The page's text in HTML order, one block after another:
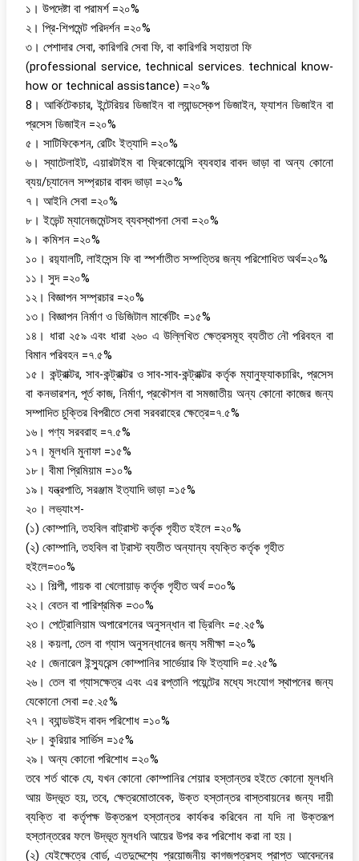
১। উপদেষ্টা বা পরামর্শ =২০%
২। প্রি-শিপমেন্ট পরিদর্শন =২০%
৩। পেশাদার সেবা, কারিগরি সেবা ফি, বা কারিগরি সহায়তা ফি
(professional service, technical services. technical know-
how or technical assistance) =২০%
8। আর্কিটেকচার, ইন্টেরিয়র ডিজাইন বা ল্যান্ডস্কেপ ডিজাইন, ফ্যাশন ডিজাইন বা
প্রসেস ডিজাইন =২০%
৫। সাটিফিকেশন, রেটিং ইত্যাদি =২০%
৬। স্যাটেলাইট, এয়ারটাইম বা ফ্রিকোয়েন্সি ব্যবহার বাবদ ভাড়া বা অন্য কোনো
ব্যয়/চ্যানেল সম্প্রচার বাবদ ভাড়া =২০%
৭। আইনি সেবা =২০%
৮। ইভেন্ট ম্যানেজমেন্টসহ ব্যবস্থাপনা সেবা =২০%
৯। কমিশন =২০%
১০। রয়‍্যালটি, লাইসেন্স ফি বা স্পর্শাতীত সম্পত্তির জন্য পরিশোধিত অর্থ=২০%
১১। সুদ =২০%
১২। বিজ্ঞাপন সম্প্রচার =২০%
১৩। বিজ্ঞাপন নির্মাণ ও ডিজিটাল মার্কেটিং =১৫%
১৪। ধারা ২৫৯ এবং ধারা ২৬০ এ উল্লিখিত ক্ষেত্রসমূহ ব্যতীত নৌ পরিবহন বা
বিমান পরিবহন =৭.৫%
১৫। কন্ট্রাক্টর, সাব-কন্ট্রাক্টর ও সাব-সাব-কন্ট্রাক্টর কর্তৃক ম্যানুফ্যাকচারিং, প্রসেস
বা কনভারশন, পূর্ত কাজ, নির্মাণ, প্রকৌশল বা সমজাতীয় অন্য কোনো কাজের জন্য
সম্পাদিত চুক্তির বিপরীতে সেবা সরবরাহের ক্ষেত্রে=৭.৫%
১৬। পণ্য সরবরাহ =৭.৫%
১৭। মূলধনি মুনাফা =১৫%
১৮। বীমা প্রিমিয়াম =১০%
১৯। যন্ত্রপাতি, সরঞ্জাম ইত্যাদি ভাড়া =১৫%
২০। লভ্যাংশ-
(১) কোম্পানি, তহবিল বাট্রাস্ট কর্তৃক গৃহীত হইলে =২০%
(২) কোম্পানি, তহবিল বা ট্রাস্ট ব্যতীত অন্যান্য ব্যক্তি কর্তৃক গৃহীত
হইলে=৩০%
২১। শিল্পী, গায়ক বা খেলোয়াড় কর্তৃক গৃহীত অর্থ =৩০%
২২। বেতন বা পারিশ্রমিক =৩০%
২৩। পেট্রোলিয়াম অপারেশনের অনুসন্ধান বা ড্রিলিং =৫.২৫%
২৪। কয়লা, তেল বা গ্যাস অনুসন্ধানের জন্য সমীক্ষা =২০%
২৫। জেনারেল ইন্স্যুরেন্স কোম্পানির সার্ভেয়ার ফি ইত্যাদি =৫.২৫%
২৬। তেল বা গ্যাসক্ষেত্র এবং এর রপ্তানি পয়েন্টের মধ্যে সংযোগ স্থাপনের জন্য
যেকোনো সেবা =৫.২৫%
২৭। ব্যান্ডউইদ বাবদ পরিশোধ =১০%
২৮। কুরিয়ার সার্ভিস =১৫%
২৯। অন্য কোনো পরিশোধ =২০%
তবে শর্ত থাকে যে, যখন কোনো কোম্পানির শেয়ার হস্তান্তর হইতে কোনো মূলধনি
আয় উদ্ভূত হয়, তবে, ক্ষেত্রমোতাবেক, উক্ত হস্তান্তর বাস্তবায়নের জন্য দায়ী
ব্যক্তি বা কর্তৃপক্ষ উক্তরূপ হস্তান্তর কার্যকর করিবেন না যদি না উক্তরূপ
হস্তান্তরের ফলে উদ্ভূত মূলধনি আয়ের উপর কর পরিশোধ করা না হয়।
(২) যেইক্ষেত্রে বোর্ড, এতদুদ্দেশ্যে প্রয়োজনীয় কাগজপত্রসহ প্রাপ্ত আবেদনের